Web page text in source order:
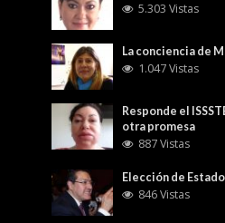
5.303 Vistas
La conciencia de
1.047 Vistas
Responde el
otra promesa
887 Vistas
Elección de
846 Vistas